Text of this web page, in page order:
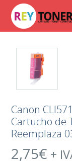
Canon
Cartucho de
Reemplaza
2,75€ +